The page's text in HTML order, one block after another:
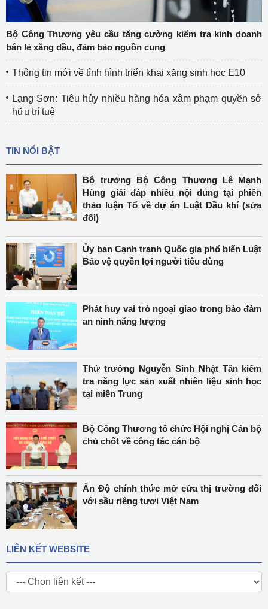
Bộ Công Thương yêu cầu tăng cường kiểm tra kinh doanh
bán lẻ xăng dầu, đảm bảo nguồn cung
Thông tin mới về tình hình triển khai xăng sinh học E10
Lạng Sơn: Tiêu hủy nhiều hàng hóa xâm phạm quyền sở
hữu trí tuệ
TIN NỔI BẬT
Bộ trưởng Bộ Công Thương Lê Mạnh
Hùng giải đáp nhiều nội dung tại phiên
thảo luận Tổ về dự án Luật Dầu khí (sửa
đổi)
Ủy ban Cạnh tranh Quốc gia phổ biến Luật
Bảo vệ quyền lợi người tiêu dùng
Phát huy vai trò ngoại giao trong bảo đảm
an ninh năng lượng
Thứ trưởng Nguyễn Sinh Nhật Tân kiểm
tra năng lực sản xuất nhiên liệu sinh học
tại miền Trung
Bộ Công Thương tổ chức Hội nghị Cán bộ
chủ chốt về công tác cán bộ
Ấn Độ chính thức mở cửa thị trường đối
với sầu riêng tươi Việt Nam
LIÊN KẾT WEBSITE